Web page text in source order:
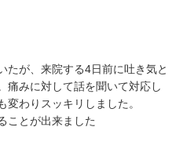
たが、来院する4日前に吐き気と
痛みに対して話を聞いて対応し
わりスッキリしました。
ことが出来ました